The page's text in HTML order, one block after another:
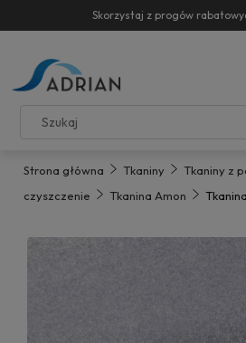
Skorzystaj z progów
Strona główna Tkaniny
Tkaniny z
czyszczenie
Tkanina Amon